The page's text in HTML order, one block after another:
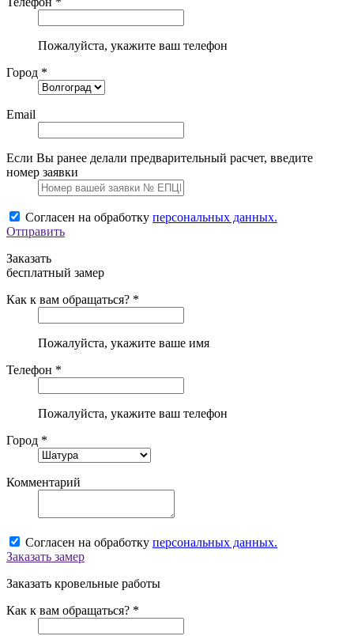
Пожалуйста, укажите ваш телефон
Город *
Email
Если Вы ранее делали предварительный расчет, введите
номер заявки
Согласен на обработку персональных данных.
Отправить
Заказать
бесплатный замер
Как к вам обращаться? *
Пожалуйста, укажите ваше имя
Телефон *
Пожалуйста, укажите ваш телефон
Город *
Комментарий
Согласен на обработку персональных данных.
Заказать замер
Заказать кровельные работы
Как к вам обращаться? *